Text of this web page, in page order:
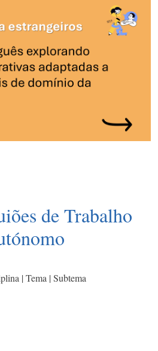
de Trabalho
| Tema | Subtema